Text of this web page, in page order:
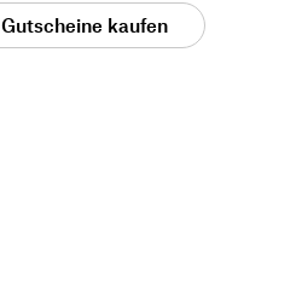
Gutscheine kaufen